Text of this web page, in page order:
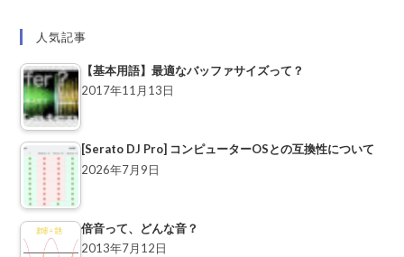
人気記事
【基本用語】最適なバッファサイズって？
2017年11月13日
[Serato DJ Pro] コンピューターOSとの互換性について
2026年7月9日
倍音って、どんな音？
2013年7月12日